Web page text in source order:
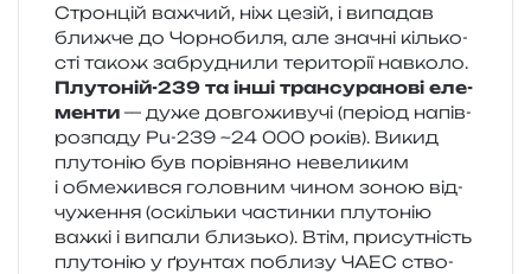
Стронцій важ­чий, ніж цезій, і випа­дав
ближ­че до Чорнобиля, але зна­чні кіль­ко­
сті також забру­дни­ли тери­то­рії навколо.
Плутоній-239 та інші транс­у­ра­но­ві еле­
мен­ти— дуже дов­го­жи­ву­чі (пері­од напів­
роз­па­ду Pu-239 ~24 000 років). Викид
плу­то­нію був порів­ня­но неве­ли­ким
і обме­жив­ся голов­ним чином зоною від­
чу­же­н­ня (оскіль­ки частин­ки плу­то­нію
важкі і випа­ли близь­ко). Втім, при­су­тність
плу­то­нію у ґрун­тах побли­зу ЧАЕС ство­